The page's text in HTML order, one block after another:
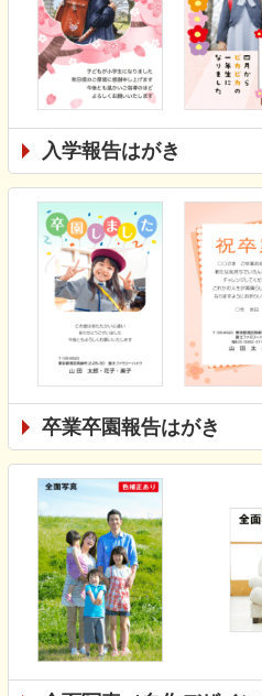
入学報告はがき
卒業卒園報告はがき